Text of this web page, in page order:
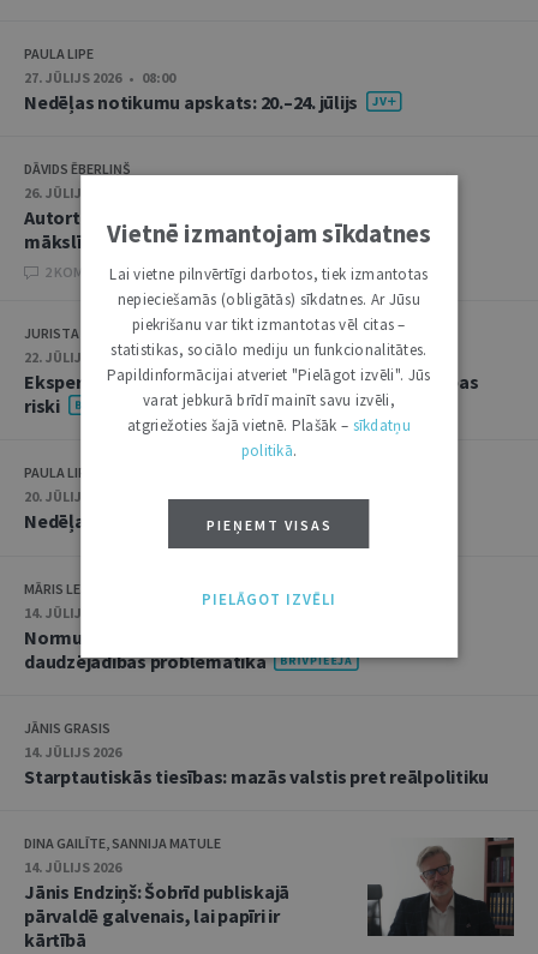
PAULA LIPE
27. JŪLIJS 2026 • 08:00
Nedēļas notikumu apskats: 20.–24. jūlijs
DĀVIDS ĒBERLIŅŠ
26. JŪLIJS 2026 • 08:00
Autortiesību subjekta un objekta juridiskie aspekti
mākslīgā intelekta kontekstā
2 KOMENTĀRI
JURISTA VĀRDS
22. JŪLIJS 2026 • 14:00
Ekspertu saruna jūlijā: krimināltiesības un būvniecības
riski
PAULA LIPE
20. JŪLIJS 2026 • 16:05
Nedēļas notikumu apskats: 13.–17. jūlijs
MĀRIS LEJA
14. JŪLIJS 2026
Normu konkurences un noziedzīgu nodarījumu
daudzējādības problemātika
JĀNIS GRASIS
14. JŪLIJS 2026
Starptautiskās tiesības: mazās valstis pret reālpolitiku
DINA GAILĪTE, SANNIJA MATULE
14. JŪLIJS 2026
Jānis Endziņš: Šobrīd publiskajā
pārvaldē galvenais, lai papīri ir
kārtībā
Vietnē izmantojam sīkdatnes
Lai vietne pilnvērtīgi darbotos, tiek izmantotas
nepieciešamās (obligātās) sīkdatnes. Ar Jūsu
piekrišanu var tikt izmantotas vēl citas –
statistikas, sociālo mediju un funkcionalitātes.
Papildinformācijai atveriet "Pielāgot izvēli". Jūs
varat jebkurā brīdī mainīt savu izvēli,
atgriežoties šajā vietnē. Plašāk – sīkdatņu
politikā.
PIEŅEMT VISAS
PIELĀGOT IZVĒLI